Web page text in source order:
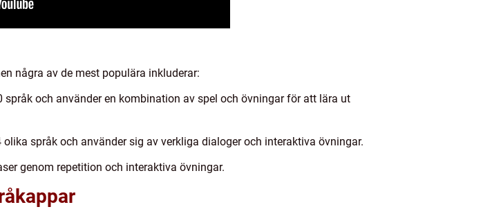
några av de mest populära inkluderar:
och använder en kombination av spel och övningar för att lära ut
språk och använder sig av verkliga dialoger och interaktiva övningar.
genom repetition och interaktiva övningar.